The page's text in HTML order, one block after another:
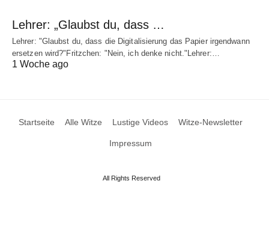
Lehrer: „Glaubst du, dass …
Lehrer: "Glaubst du, dass die Digitalisierung das Papier irgendwann
ersetzen wird?"Fritzchen: "Nein, ich denke nicht."Lehrer:…
1 Woche ago
Startseite Alle Witze Lustige Videos Witze-Newsletter
Impressum
All Rights Reserved